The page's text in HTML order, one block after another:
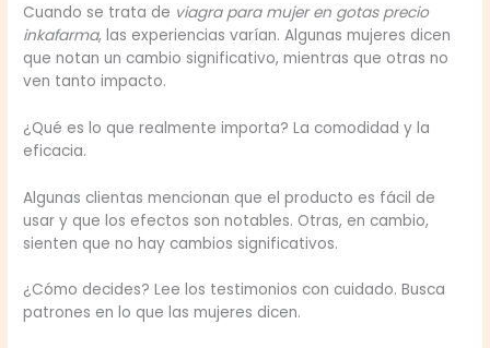
Cuando se trata de viagra para mujer en gotas precio
inkafarma, las experiencias varían. Algunas mujeres dicen
que notan un cambio significativo, mientras que otras no
ven tanto impacto.
¿Qué es lo que realmente importa? La comodidad y la
eficacia.
Algunas clientas mencionan que el producto es fácil de
usar y que los efectos son notables. Otras, en cambio,
sienten que no hay cambios significativos.
¿Cómo decides? Lee los testimonios con cuidado. Busca
patrones en lo que las mujeres dicen.